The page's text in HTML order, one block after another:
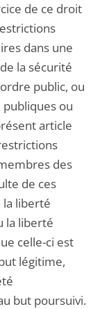
de ce droit
dans une
la sécurité
public, ou
ou
article
des
de ces
liberté
la liberté
celle-ci est
légitime,
but poursuivi.